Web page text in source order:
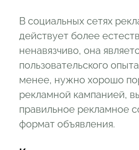
В социальных сетях
действует более
ненавязчиво, она
пользовательского
менее, нужно хорошо
рекламной кампанией,
правильное рекламное
формат объявления.